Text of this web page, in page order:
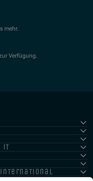
mehr.
Verfügung.
it